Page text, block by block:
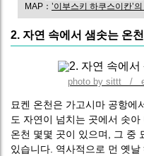
MAP： ’이부스키 하쿠스이칸’
2. 자연 속에서 샘솟는 온천
photo by sittt /
묘켄 온천은 가고시마 공항에
도 자연이 넘치는 곳에서 솟
온천 몇몇 곳이 있으며, 그 중
있습니다. 역사적으로 먼 옛